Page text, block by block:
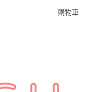
購物車